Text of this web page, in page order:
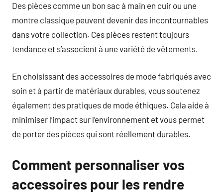
Des pièces comme un bon sac à main en cuir ou une
montre classique peuvent devenir des incontournables
dans votre collection. Ces pièces restent toujours
tendance et s’associent à une variété de vêtements.
En choisissant des accessoires de mode fabriqués avec
soin et à partir de matériaux durables, vous soutenez
également des pratiques de mode éthiques. Cela aide à
minimiser l’impact sur l’environnement et vous permet
de porter des pièces qui sont réellement durables.
Comment personnaliser vos
accessoires pour les rendre